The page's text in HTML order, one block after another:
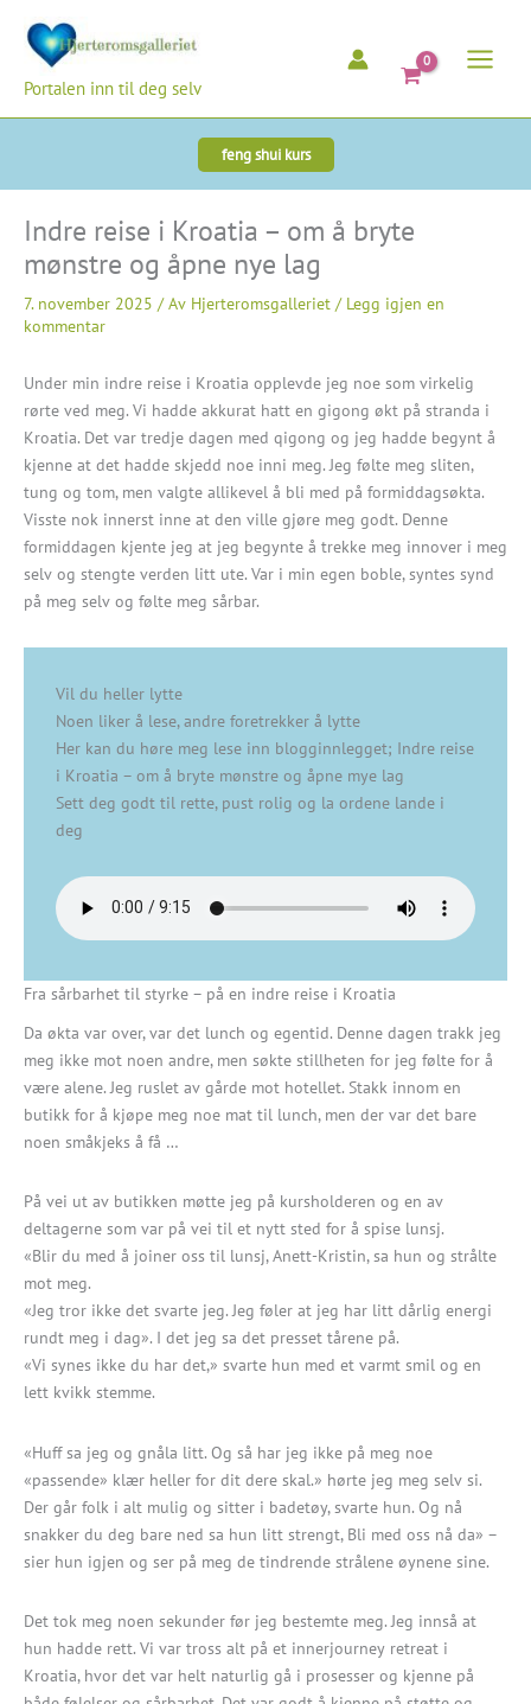
innholdet
Portalen inn til deg selv
feng shui kurs
Indre reise i Kroatia – om å bryte
mønstre og åpne nye lag
7. november 2025 / Av Hjerteromsgalleriet / Legg igjen en
kommentar
Under min indre reise i Kroatia opplevde jeg noe som virkelig
rørte ved meg. Vi hadde akkurat hatt en gigong økt på stranda i
Kroatia. Det var tredje dagen med qigong og jeg hadde begynt å
kjenne at det hadde skjedd noe inni meg. Jeg følte meg sliten,
tung og tom, men valgte allikevel å bli med på formiddagsøkta.
Visste nok innerst inne at den ville gjøre meg godt. Denne
formiddagen kjente jeg at jeg begynte å trekke meg innover i meg
selv og stengte verden litt ute. Var i min egen boble, syntes synd
på meg selv og følte meg sårbar.
Vil du heller lytte
Noen liker å lese, andre foretrekker å lytte
Her kan du høre meg lese inn blogginnlegget; Indre reise
i Kroatia – om å bryte mønstre og åpne mye lag
Sett deg godt til rette, pust rolig og la ordene lande i
deg
Fra sårbarhet til styrke – på en indre reise i Kroatia
Da økta var over, var det lunch og egentid. Denne dagen trakk jeg
meg ikke mot noen andre, men søkte stillheten for jeg følte for å
være alene. Jeg ruslet av gårde mot hotellet. Stakk innom en
butikk for å kjøpe meg noe mat til lunch, men der var det bare
noen småkjeks å få …
På vei ut av butikken møtte jeg på kursholderen og en av
deltagerne som var på vei til et nytt sted for å spise lunsj.
«Blir du med å joiner oss til lunsj, Anett-Kristin, sa hun og strålte
mot meg.
«Jeg tror ikke det svarte jeg. Jeg føler at jeg har litt dårlig energi
rundt meg i dag». I det jeg sa det presset tårene på.
«Vi synes ikke du har det,» svarte hun med et varmt smil og en
lett kvikk stemme.
«Huff sa jeg og gnåla litt. Og så har jeg ikke på meg noe
«passende» klær heller for dit dere skal.» hørte jeg meg selv si.
Der går folk i alt mulig og sitter i badetøy, svarte hun. Og nå
snakker du deg bare ned sa hun litt strengt, Bli med oss nå da» –
sier hun igjen og ser på meg de tindrende strålene øynene sine.
Det tok meg noen sekunder før jeg bestemte meg. Jeg innså at
hun hadde rett. Vi var tross alt på et innerjourney retreat i
Kroatia, hvor det var helt naturlig gå i prosesser og kjenne på